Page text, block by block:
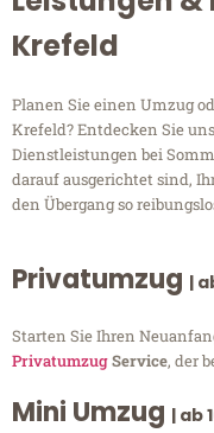
Krefeld
Planen Sie einen Umzug
Krefeld? Entdecken Sie
Dienstleistungen bei
darauf ausgerichtet sind,
den Übergang so
Privatumzug |
Starten Sie Ihren
PrivatumzugService, der
Mini Umzug | ab